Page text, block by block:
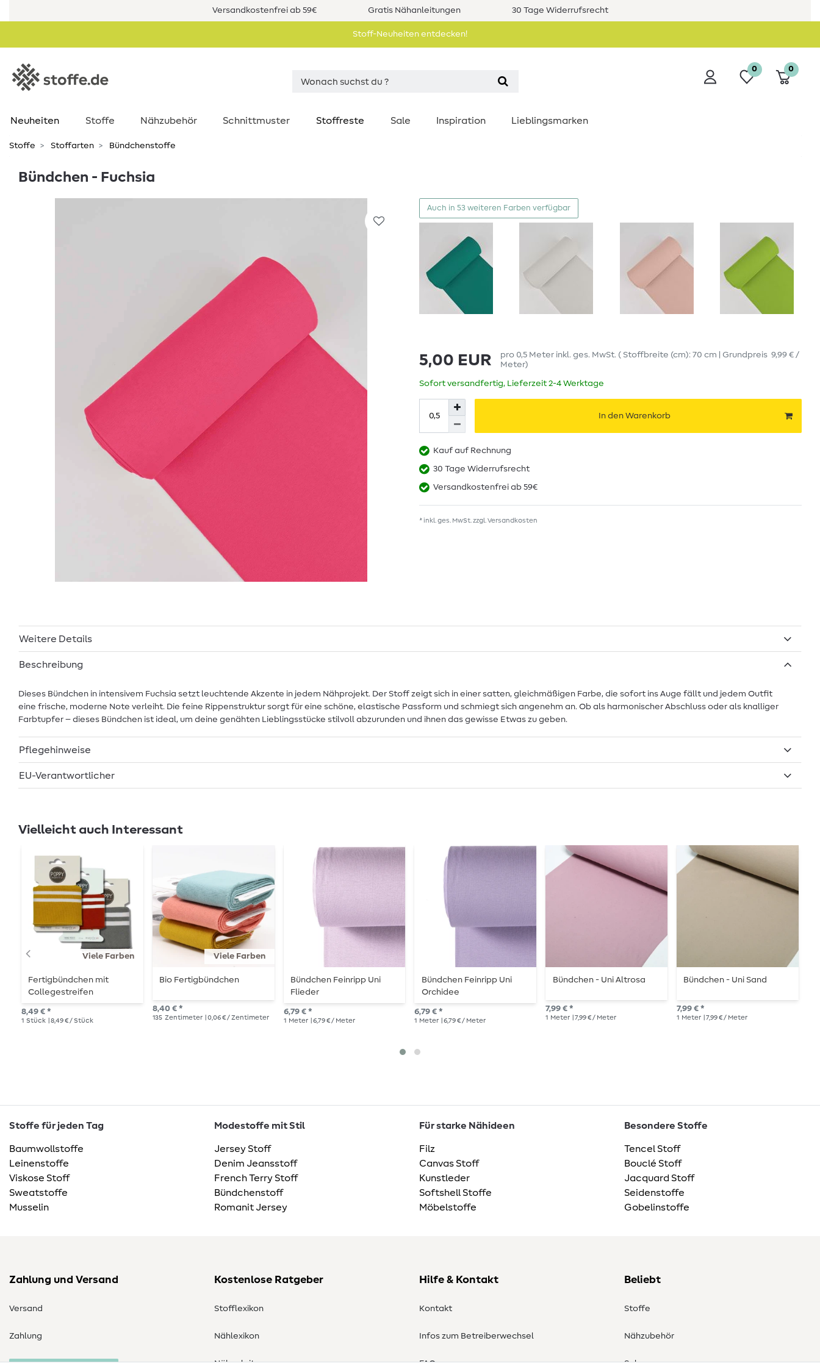
Versandkostenfrei ab 59€ Gratis Nähanleitungen 30 Tage Widerrufsrecht
Stoff-Neuheiten entdecken!
0 0
Neuheiten Stoffe Nähzubehör Schnittmuster Stoffreste Sale Inspiration Lieblingsmarken
Stoffe Stoffarten Bündchenstoffe
Bündchen - Fuchsia
Auch in 53 weiteren Farben verfügbar
5,00 EUR pro 0,5 Meter inkl. ges. MwSt. ( Stoffbreite (cm): 70 cm | Grundpreis 9,99 € /
Meter)
Sofort versandfertig, Lieferzeit 2-4 Werktage
In den Warenkorb
Kauf auf Rechnung
30 Tage Widerrufsrecht
Versandkostenfrei ab 59€
* inkl. ges. MwSt. zzgl. Versandkosten
Weitere Details
Beschreibung
Dieses Bündchen in intensivem Fuchsia setzt leuchtende Akzente in jedem Nähprojekt. Der Stoff zeigt sich in einer satten, gleichmäßigen Farbe, die sofort ins Auge fällt und jedem Outfit
eine frische, moderne Note verleiht. Die feine Rippenstruktur sorgt für eine schöne, elastische Passform und schmiegt sich angenehm an. Ob als harmonischer Abschluss oder als knalliger
Farbtupfer – dieses Bündchen ist ideal, um deine genähten Lieblingsstücke stilvoll abzurunden und ihnen das gewisse Etwas zu geben.
Pflegehinweise
EU-Verantwortlicher
Vielleicht auch Interessant
Viele Farben
Fertigbündchen mit
Collegestreifen
8,49 € *
1 Stück | 8,49 € / Stück
Viele Farben
Bio Fertigbündchen
8,40 € *
135 Zentimeter | 0,06 € / Zentimeter
Bündchen Feinripp Uni
Flieder
6,79 € *
1 Meter | 6,79 € / Meter
Bündchen Feinripp Uni
Orchidee
6,79 € *
1 Meter | 6,79 € / Meter
Bündchen - Uni Altrosa
7,99 € *
1 Meter | 7,99 € / Meter
Bündchen - Uni Sand
7,99 € *
1 Meter | 7,99 € / Meter
Stoffe für jeden Tag
Baumwollstoffe
Leinenstoffe
Viskose Stoff
Sweatstoffe
Musselin
Modestoffe mit Stil
Jersey Stoff
Denim Jeansstoff
French Terry Stoff
Bündchenstoff
Romanit Jersey
Für starke Nähideen
Filz
Canvas Stoff
Kunstleder
Softshell Stoffe
Möbelstoffe
Besondere Stoffe
Tencel Stoff
Bouclé Stoff
Jacquard Stoff
Seidenstoffe
Gobelinstoffe
Zahlung und Versand
Versand
Zahlung
Kostenlose Ratgeber
Stofflexikon
Nählexikon
Nähanleitungen
Hilfe & Kontakt
Kontakt
Infos zum Betreiberwechsel
FAQ
Beliebt
Stoffe
Nähzubehör
Sale